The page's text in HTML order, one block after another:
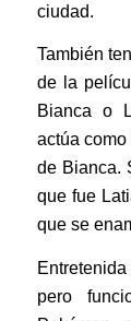
ciudad.
También
de la
Bianca o
actúa
de Bianca.
que fue
que se
pero